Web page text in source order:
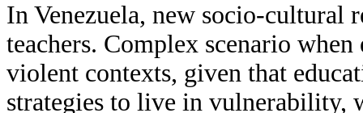
In Venezuela, new socio-cultural
teachers. Complex scenario
violent contexts, given that
strategies to live in